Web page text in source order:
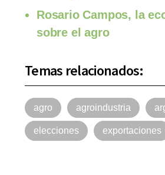
Rosario Campos, la
sobre el agro
Temas relacionados:
agro agroindustria
elecciones exportaciones